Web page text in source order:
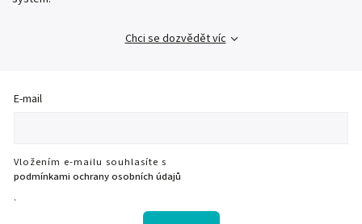
Chci se dozvědět víc
E-mail
Vložením e-mailu souhlasíte s
podmínkami ochrany osobních údajů
.